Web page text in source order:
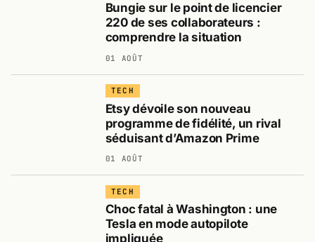
Bungie sur le point de licencier
220 de ses collaborateurs :
comprendre la situation
01 AOÛT
TECH
Etsy dévoile son nouveau
programme de fidélité, un rival
séduisant d’Amazon Prime
01 AOÛT
TECH
Choc fatal à Washington : une
Tesla en mode autopilote
impliquée